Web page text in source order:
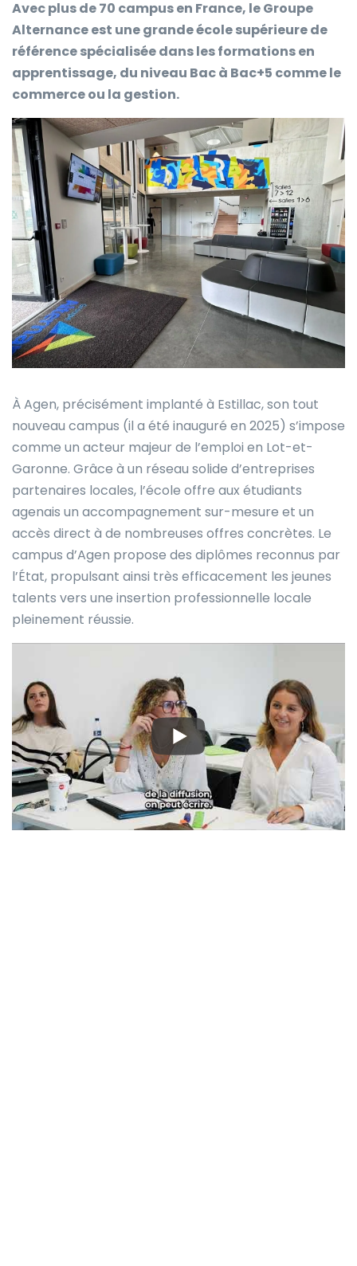
Avec plus de 70 campus en France, le Groupe
Alternance est une grande école supérieure de
référence spécialisée dans les formations en
apprentissage, du niveau Bac à Bac+5 comme le
commerce ou la gestion.
À Agen, précisément implanté à Estillac, son tout
nouveau campus (il a été inauguré en 2025) s’impose
comme un acteur majeur de l’emploi en Lot-et-
Garonne. Grâce à un réseau solide d’entreprises
partenaires locales, l’école offre aux étudiants
agenais un accompagnement sur-mesure et un
accès direct à de nombreuses offres concrètes. Le
campus d’Agen propose des diplômes reconnus par
l’État, propulsant ainsi très efficacement les jeunes
talents vers une insertion professionnelle locale
pleinement réussie.